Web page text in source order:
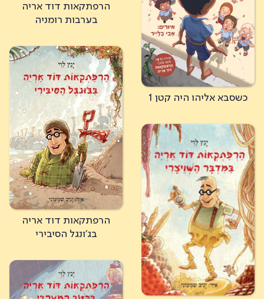
הרפתקאות דוד אריה
בערבות רומניה
כשסבא אליהו היה קטן 1
הרפתקאות דוד אריה
בג'ונגל הסיבירי